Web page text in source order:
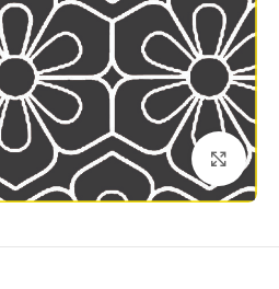
Click to enlarge